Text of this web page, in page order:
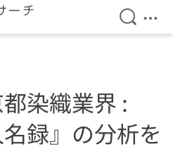
検索を
メ
染織業界 :
名録』の分析を